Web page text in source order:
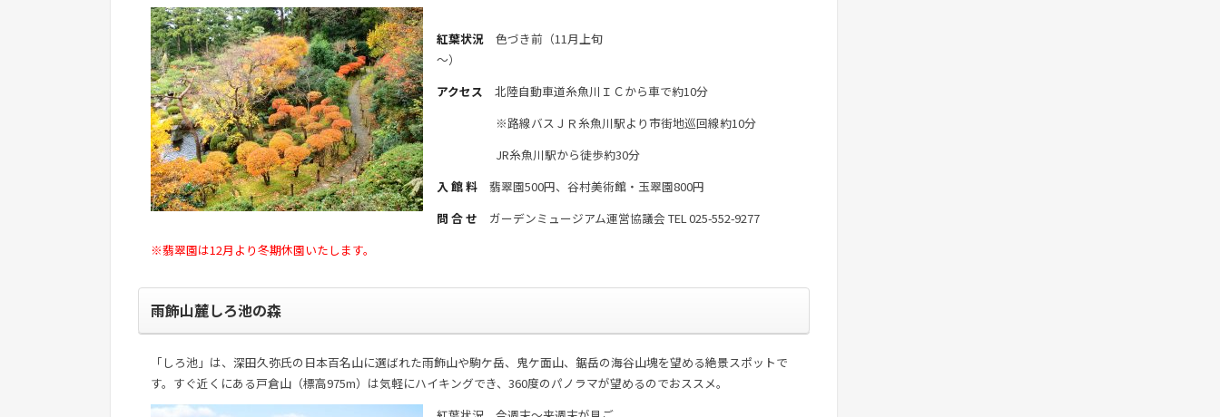
紅葉状況 色づき前（11月上旬
～）
アクセス 北陸自動車道糸魚川ＩＣから車で約10分
※路線バスＪＲ糸魚川駅より市街地巡回線約10分
JR糸魚川駅から徒歩約30分
入 館 料 翡翠園500円、谷村美術館・玉翠園800円
問 合 せ ガーデンミュージアム運営協議会 TEL 025-552-9277
※翡翠園は12月より冬期休園いたします。
雨飾山麓しろ池の森
「しろ池」は、深田久弥氏の日本百名山に選ばれた雨飾山や駒ケ岳、鬼ケ面山、鋸岳の海谷山塊を望める絶景スポットで
す。すぐ近くにある戸倉山（標高975m）は気軽にハイキングでき、360度のパノラマが望めるのでおススメ。